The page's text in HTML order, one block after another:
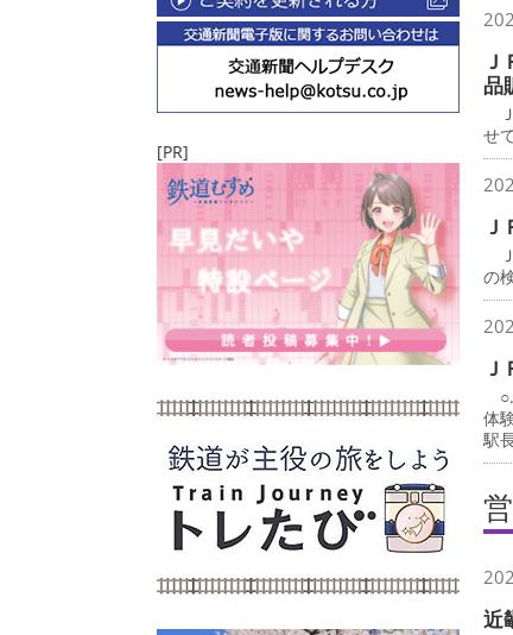
[PR]
品
せ
の
体
駅
近